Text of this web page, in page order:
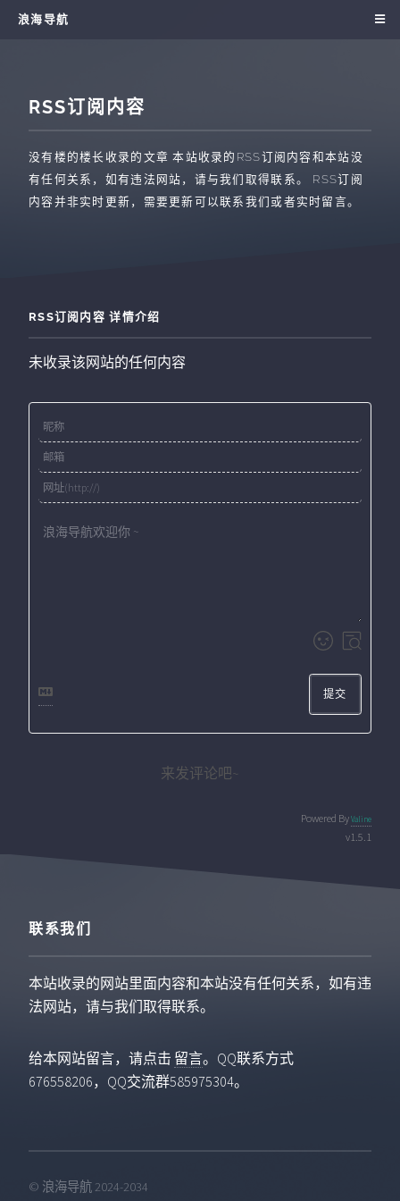
浪海导航
RSS订阅内容
没有楼的楼长收录的文章 本站收录的RSS订阅内容和本站没
有任何关系，如有违法网站，请与我们取得联系。 RSS订阅
内容并非实时更新，需要更新可以联系我们或者实时留言。
RSS订阅内容 详情介绍
未收录该网站的任何内容
提交
来发评论吧~
Powered ByValine
v1.5.1
联系我们
本站收录的网站里面内容和本站没有任何关系，如有违
法网站，请与我们取得联系。
给本网站留言，请点击 留言。QQ联系方式
676558206，QQ交流群585975304。
© 浪海导航 2024-2034